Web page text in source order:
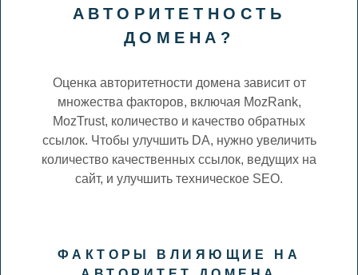
АВТОРИТЕТНОСТЬ
ДОМЕНА?
Оценка авторитетности домена зависит от
множества факторов, включая MozRank,
MozTrust, количество и качество обратных
ссылок. Чтобы улучшить DA, нужно увеличить
количество качественных ссылок, ведущих на
сайт, и улучшить техническое SEO.
ФАКТОРЫ ВЛИЯЮЩИЕ НА